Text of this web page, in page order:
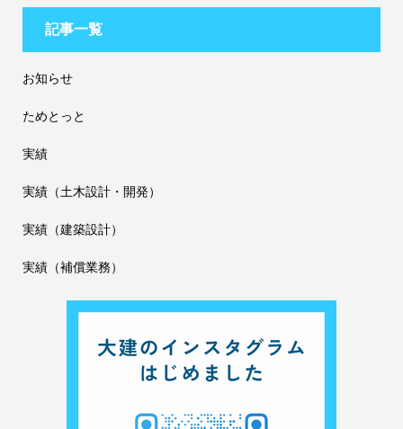
記事一覧
お知らせ
ためとっと
実績
実績（土木設計・開発）
実績（建築設計）
実績（補償業務）